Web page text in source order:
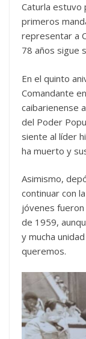
Caturla estuvo
primeros
representar a
78 años sigue
En el quinto
Comandante
caibarienense
del Poder
siente al líder
ha muerto y
Asimismo,
continuar con
jóvenes
de 1959,
y mucha
queremos.